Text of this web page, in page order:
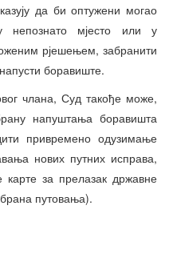
да би оптужени могао
непознато мјесто или у
рјешењем, забранити
боравиште.
члана, Суд такође може,
напуштања боравишта
привремено одузимање
нових путних исправа,
за прелазак државне
путовања).